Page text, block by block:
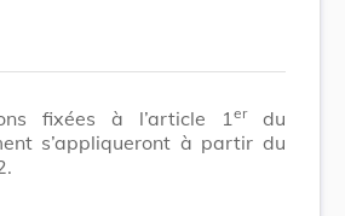
fixées à l’article 1 erdu
s’appliqueront à partir du